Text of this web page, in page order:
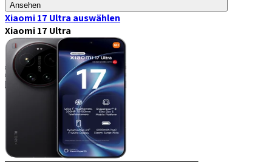
Ansehen
Xiaomi 17 Ultra auswählen
Xiaomi 17 Ultra